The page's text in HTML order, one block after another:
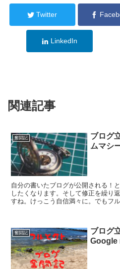
Twitter
LinkedIn
関連記事
奮闘記
ブログ
ムマシ
自分の書いたブログが公開される！
したくなります。そして修正を繰り
すね。けっこう自信満々に。でもフ
奮闘記
ブログ
Google